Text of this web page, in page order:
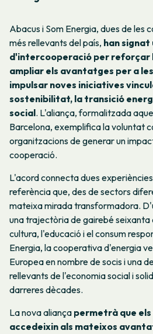
Abacus i Som Energia, dues de les
més rellevants del país, han signat
d'intercooperació per reforçar
ampliar els avantatges per a
impulsar noves iniciatives
sostenibilitat, la transició
social. L'aliança, formalitzada
Barcelona, exemplifica la voluntat
organitzacions de generar un
cooperació.
L'acord connecta dues
referència que, des de sectors
mateixa mirada transformadora.
una trajectòria de gairebé seixanta
cultura, l'educació i el consum
Energia, la cooperativa d'energia
Europea en nombre de socis i una
rellevants de l'economia social i
darreres dècades.
La nova aliança permetrà que els
accedeixin als mateixos